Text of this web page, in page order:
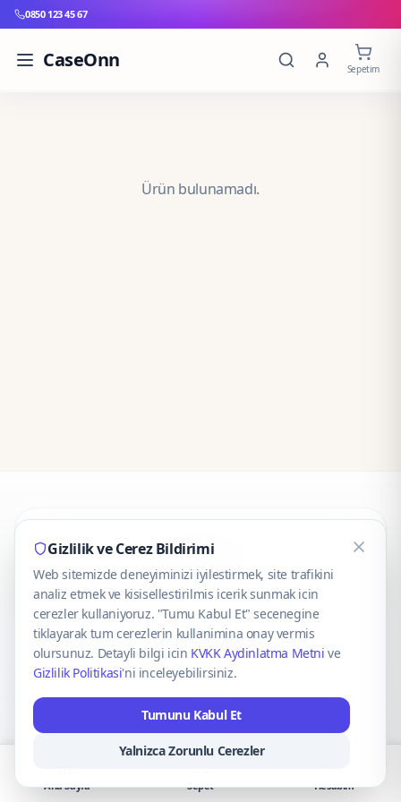
0850 123 45 67
CaseOnn Sepetim
Ürün bulunamadı.
CaseOnn
© 2025 CaseOnn. Tüm hakları saklıdır.
VISA Mastercard
Gizlilik ve Cerez Bildirimi
Web sitemizde deneyiminizi iyilestirmek, site trafikini
analiz etmek ve kisisellestirilmis icerik sunmak icin
cerezler kullaniyoruz. "Tumu Kabul Et" secenegine
tiklayarak tum cerezlerin kullanimina onay vermis
olursunuz. Detayli bilgi icin KVKK Aydinlatma Metni ve
Gizlilik Politikasi'ni inceleyebilirsiniz.
Tumunu Kabul Et
Yalnizca Zorunlu Cerezler
Ana Sayfa Sepet Hesabım